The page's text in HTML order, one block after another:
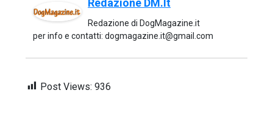
Redazione DM.it
Redazione di DogMagazine.it
per info e contatti: dogmagazine.it@gmail.com
Post Views: 936